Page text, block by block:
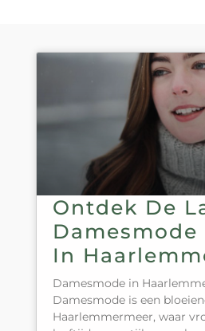
Ontdek De
Damesmode
In
Damesmode in
Damesmode is een
Haarlemmermeer, waar